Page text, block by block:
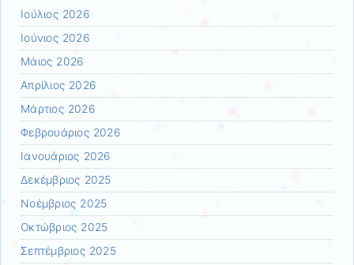
Ιούλιος 2026
Ιούνιος 2026
Μάιος 2026
Απρίλιος 2026
Μάρτιος 2026
Φεβρουάριος 2026
Ιανουάριος 2026
Δεκέμβριος 2025
Νοέμβριος 2025
Οκτώβριος 2025
Σεπτέμβριος 2025